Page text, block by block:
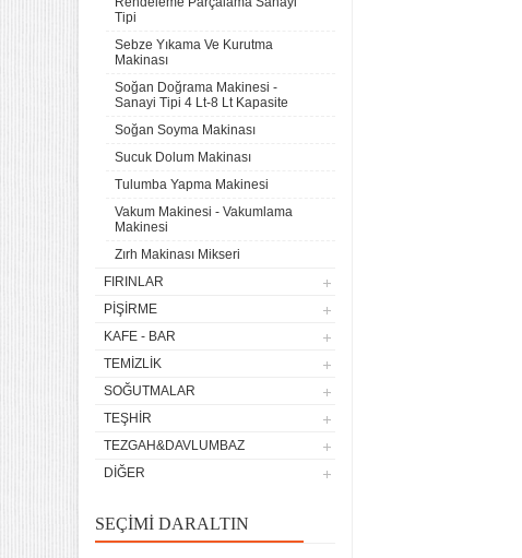
Tipi
Sebze Yıkama Ve Kurutma
Makinası
Soğan Doğrama Makinesi -
Sanayi Tipi 4 Lt-8 Lt Kapasite
Soğan Soyma Makinası
Sucuk Dolum Makinası
Tulumba Yapma Makinesi
Vakum Makinesi - Vakumlama
Makinesi
Zırh Makinası Mikseri
FIRINLAR
PIŞIRME
KAFE - BAR
TEMIZLIK
SOĞUTMALAR
TEŞHIR
TEZGAH&DAVLUMBAZ
DIĞER
SEÇIMI DARALTIN
4 lü Sanayi Tipi Doğalgazlı
Remta Elektrikli Döner Ocağı